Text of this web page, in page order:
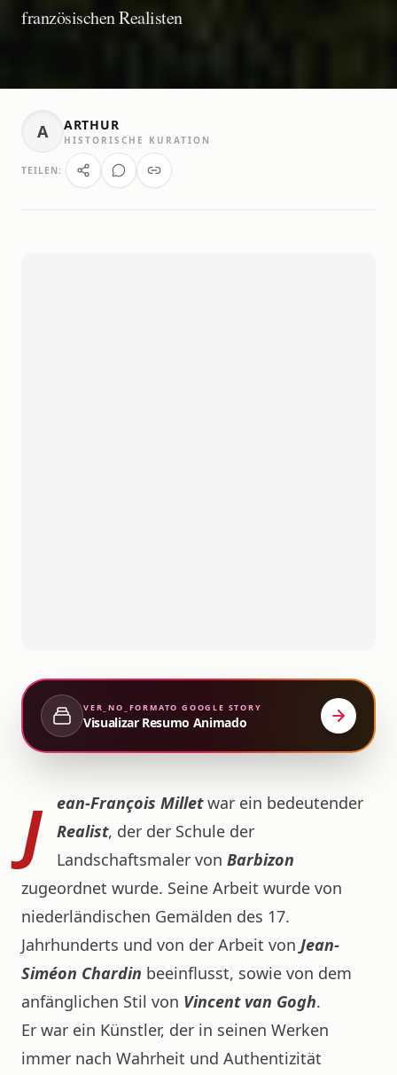
französischen Realisten
A ARTHUR
HISTORISCHE KURATION
TEILEN:
VER_NO_FORMATO GOOGLE STORY
Visualizar Resumo Animado
J ean-François Milletwar ein bedeutender
Realist, der der Schule der
Landschaftsmaler von Barbizon
zugeordnet wurde. Seine Arbeit wurde von
niederländischen Gemälden des 17.
Jahrhunderts und von der Arbeit von Jean-
Siméon Chardin beeinflusst, sowie von dem
anfänglichen Stil von Vincent van Gogh.
Er war ein Künstler, der in seinen Werken
immer nach Wahrheit und Authentizität